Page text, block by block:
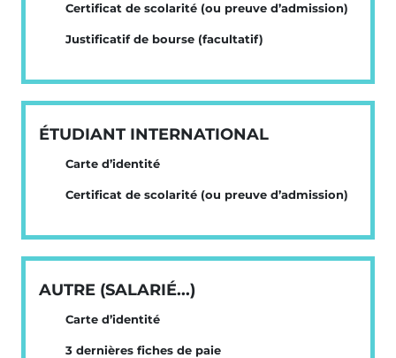
Certificat de scolarité (ou preuve d’admission)
Justificatif de bourse (facultatif)
ÉTUDIANT INTERNATIONAL
Carte d’identité
Certificat de scolarité (ou preuve d’admission)
AUTRE (SALARIÉ...)
Carte d’identité
3 dernières fiches de paie